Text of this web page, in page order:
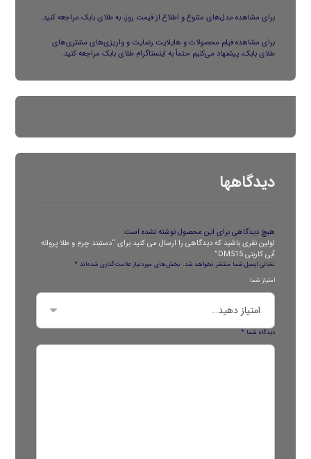
برای مشاهده مدل‌های متنوع و اطلاع از قیمت روز، بهطلای بابک مراجعه کنید.
برای مشاهده فیلم محصولات و هایلایت رضایت و واریزی‌های مشتری‌های
طلای بابک، پیشنهاد می‌کنیم حتماً به اینستاگرام طلای بابک مراجعه کنید.
دیدگاهها
هیچ دیدگاهی برای این محصول نوشته نشده است.
اولین نفری باشید که دیدگاهی را ارسال می کنید برای “دستبند چرم و طلا پروانه
آبی کاربنی DM515”
نشانی ایمیل شما منتشر نخواهد شد. بخش‌های موردنیاز علامت‌گذاری شده‌اند*
امتیاز شما
دیدگاه شما*